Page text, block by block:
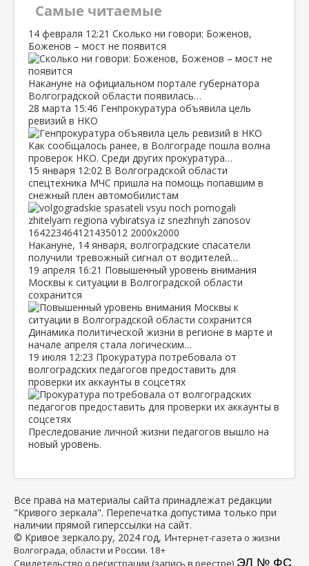
Самые читаемые
14 февраля 12:21 Сколько ни говори: Боженов,
Боженов – мост не появится
Накануне на официальном портале губернатора
Волгоградской области появилась…
28 марта 15:46 Генпрокуратура объявила цель
ревизий в НКО
Как сообщалось ранее, в Волгограде пошла волна
проверок НКО. Среди других прокуратура…
15 января 12:02 В Волгоградской области
спецтехника МЧС пришла на помощь попавшим в
снежный плен автомобилистам
Накануне, 14 января, волгоградские спасатели
получили тревожный сигнал от водителей…
19 апреля 16:21 Повышенный уровень внимания
Москвы к ситуации в Волгоградской области
сохранится
Динамика политической жизни в регионе в марте и
начале апреля стала логическим…
19 июля 12:23 Прокуратура потребовала от
волгоградских педагогов предоставить для
проверки их аккаунты в соцсетях
Преследование личной жизни педагогов вышло на
новый уровень.
Все права на материалы сайта принадлежат редакции
"Кривого зеркала". Перепечатка допустима только при
наличии прямой гиперссылки на сайт.
© Кривое зеркало.ру, 2024 год, Интернет-газета о жизни
Волгограда, области и России. 18+
Свидетельство о регистрации (запись в реестре) ЭЛ № ФС